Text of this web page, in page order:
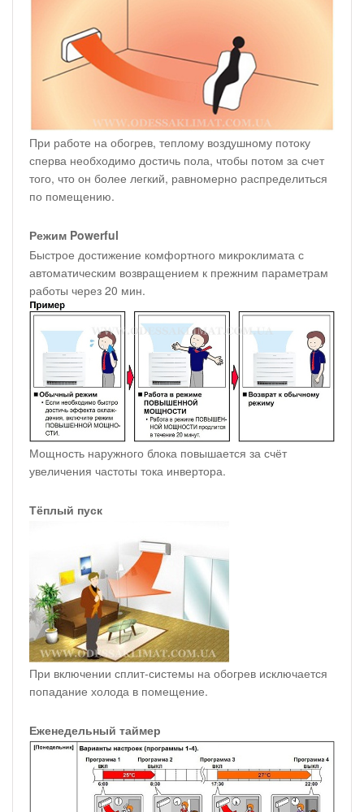
При работе на обогрев, теплому воздушному потоку
сперва необходимо достичь пола, чтобы потом за счет
того, что он более легкий, равномерно распределиться
по помещению.
Режим Powerful
Быстрое достижение комфортного микроклимата с
автоматическим возвращением к прежним параметрам
работы через 20 мин.
Мощность наружного блока повышается за счёт
увеличения частоты тока инвертора.
Тёплый пуск
При включении сплит-системы на обогрев исключается
попадание холода в помещение.
Еженедельный таймер